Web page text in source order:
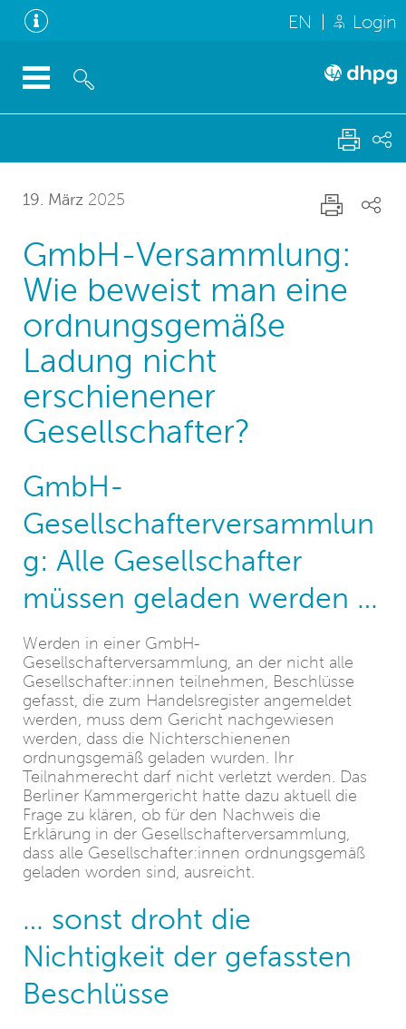
EN Login
19. März 2025
GmbH-Versammlung:
Wie beweist man eine
ordnungsgemäße
Ladung nicht
erschienener
Gesellschafter?
GmbH-
Gesellschafterversammlun
g: Alle Gesellschafter
müssen geladen werden …
Werden in einer GmbH-
Gesellschafterversammlung, an der nicht alle
Gesellschafter:innen teilnehmen, Beschlüsse
gefasst, die zum Handelsregister angemeldet
werden, muss dem Gericht nachgewiesen
werden, dass die Nichterschienenen
ordnungsgemäß geladen wurden. Ihr
Teilnahmerecht darf nicht verletzt werden. Das
Berliner Kammergericht hatte dazu aktuell die
Frage zu klären, ob für den Nachweis die
Erklärung in der Gesellschafterversammlung,
dass alle Gesellschafter:innen ordnungsgemäß
geladen worden sind, ausreicht.
… sonst droht die
Nichtigkeit der gefassten
Beschlüsse